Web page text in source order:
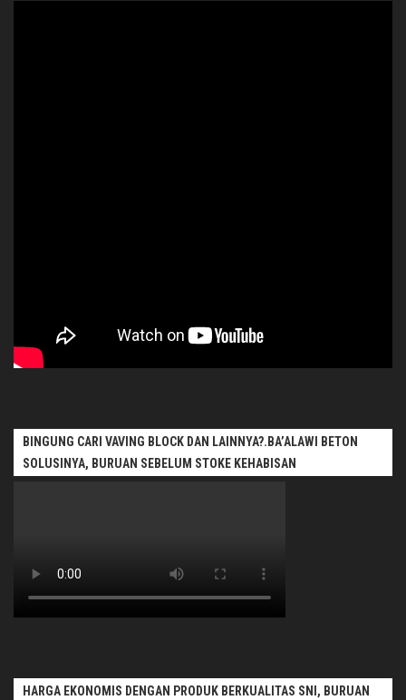
BINGUNG CARI VAVING BLOCK DAN LAINNYA?.BA’ALAWI BETON
SOLUSINYA, BURUAN SEBELUM STOKE KEHABISAN
HARGA EKONOMIS DENGAN PRODUK BERKUALITAS SNI, BURUAN